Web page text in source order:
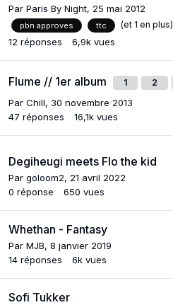
Par Paris By Night, 25 mai 2012
pbn approves ttc (et 1 en plus)
12 réponses 6,9k vues
Flume // 1er album 1 2
Par Chill, 30 novembre 2013
47 réponses 16,1k vues
Degiheugi meets Flo the kid
Par goloom2, 21 avril 2022
0 réponse 650 vues
Whethan - Fantasy
Par MJB, 8 janvier 2019
14 réponses 6k vues
Sofi Tukker